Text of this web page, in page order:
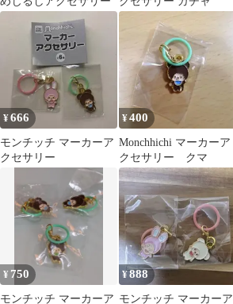
¥666
モンチッチ マーカーア
クセサリー
¥400
Monchhichi マーカーア
クセサリー クマ
¥ 750
モンチッチ マーカーア
¥888
モンチッチ マーカーア